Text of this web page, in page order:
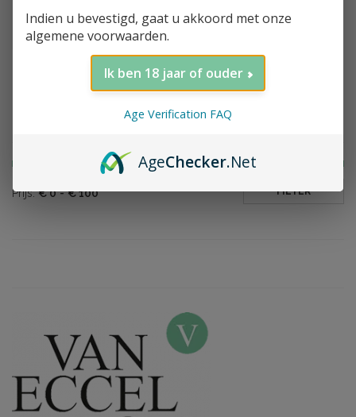
€99,00
Prijs:€0 - €100 FILTER
Indien u bevestigd, gaat u akkoord met onze
algemene voorwaarden.
Ik ben 18 jaar of ouder
Age Verification FAQ
AgeChecker.Net